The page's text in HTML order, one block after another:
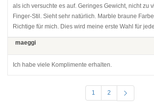
als ich versuchte es auf. Geringes Gewicht, nicht zu
Finger-Stil. Sieht sehr natürlich. Marble braune
Richtige für mich. Dies wird meine erste Wahl für
maeggi
Ich habe viele Komplimente erhalten.
1 2